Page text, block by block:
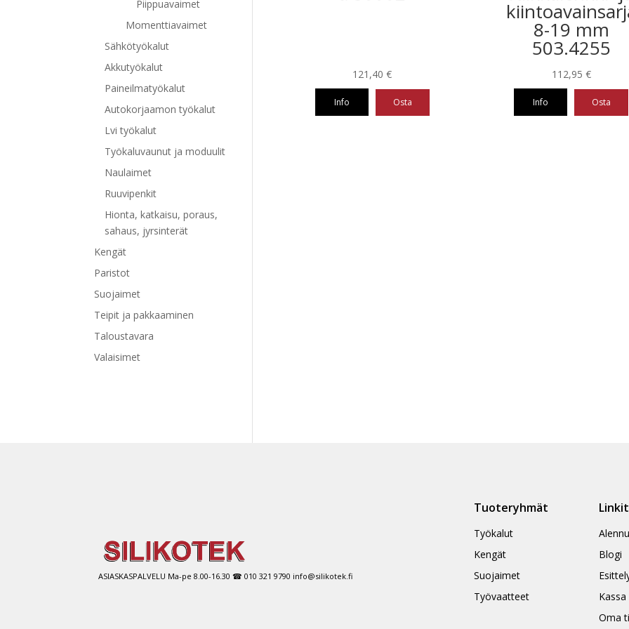
121,40€
Info Osta
8-19 mm
503.4255
112,95 €
Info Osta
Piippuavaimet
Momenttiavaimet
Sähkötyökalut
Akkutyökalut
Paineilmatyökalut
Autokorjaamon työkalut
Lvi työkalut
Työkaluvaunut ja moduulit
Naulaimet
Ruuvipenkit
Hionta, katkaisu, poraus,
sahaus, jyrsinterät
Kengät
Paristot
Suojaimet
Teipit ja pakkaaminen
Taloustavara
Valaisimet
ASIASKASPALVELU Ma-pe 8.00-16.30 ☎ 010 321 9790 info@silikotek.fi
Tuoteryhmät
Työkalut
Kengät
Suojaimet
Työvaatteet
Linkit
Blogi
Kassa
Oma